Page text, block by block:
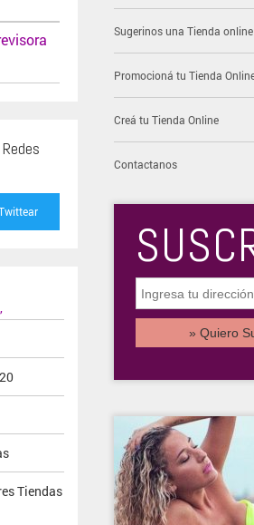
Tiendas
,
Sugerinos una Tienda online
Promocioná tu Tienda
Creá tu Tienda Online
Contactanos